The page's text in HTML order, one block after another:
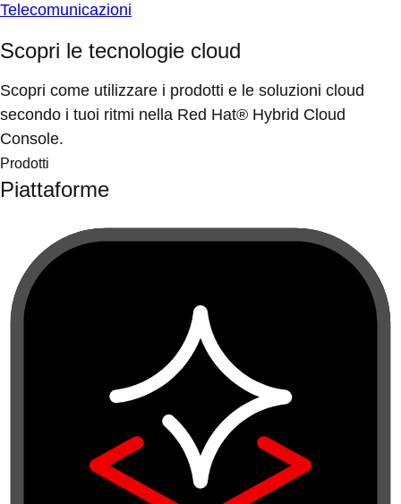
Telecomunicazioni
Scopri le tecnologie cloud
Scopri come utilizzare i prodotti e le soluzioni cloud
secondo i tuoi ritmi nella Red Hat® Hybrid Cloud
Console.
Prodotti
Piattaforme